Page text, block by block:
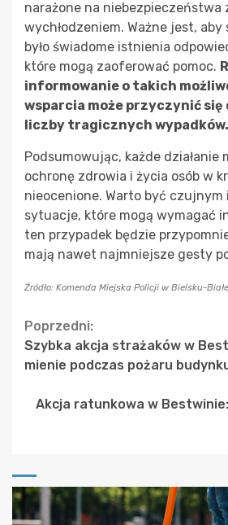
narażone na niebezpieczeństwa
wychłodzeniem. Ważne jest, aby
było świadome istnienia
które mogą zaoferować pomoc.
informowanie o takich
wsparcia może przyczynić się
liczby tragicznych wypadków.
Podsumowując, każde działanie
ochronę zdrowia i życia osób w
nieocenione. Warto być czujnym
sytuacje, które mogą wymagać
ten przypadek będzie
mają nawet najmniejsze gesty
Źródło: Komenda Miejska Policji w Bielsku-
Continue
Reading
Poprzedni:
Szybka akcja strażaków w
mienie podczas pożaru
Akcja ratunkowa w